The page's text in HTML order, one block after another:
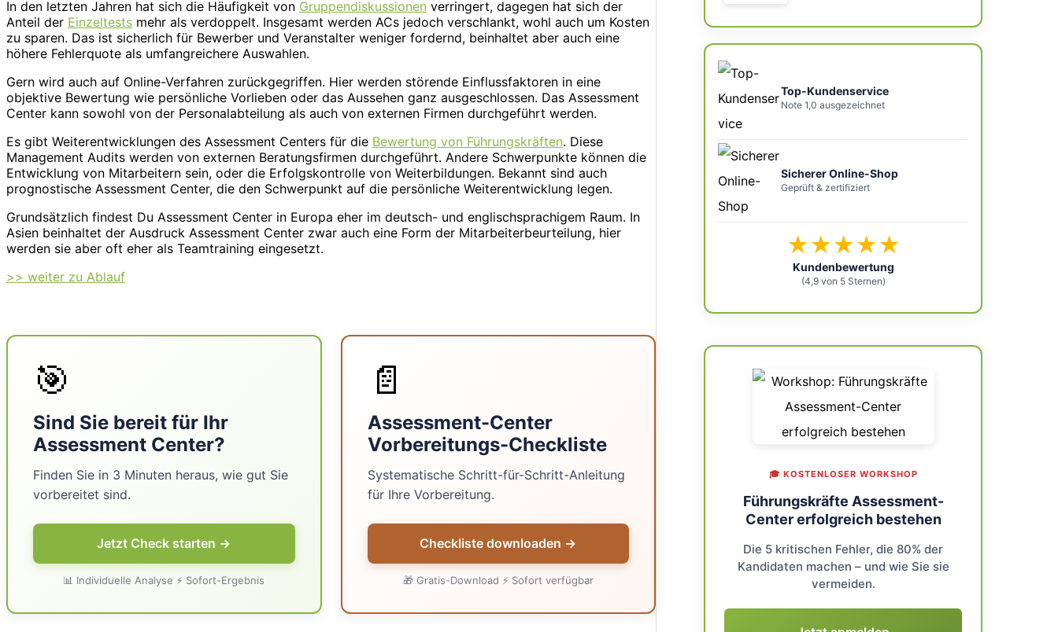
In den letzten Jahren hat sich die Häufigkeit von Gruppendiskussionen verringert, dagegen hat sich der
Anteil der Einzeltests mehr als verdoppelt. Insgesamt werden ACs jedoch verschlankt, wohl auch um Kosten
zu sparen. Das ist sicherlich für Bewerber und Veranstalter weniger fordernd, beinhaltet aber auch eine
höhere Fehlerquote als umfangreichere Auswahlen.
Gern wird auch auf Online-Verfahren zurückgegriffen. Hier werden störende Einflussfaktoren in eine
objektive Bewertung wie persönliche Vorlieben oder das Aussehen ganz ausgeschlossen. Das Assessment
Center kann sowohl von der Personalabteilung als auch von externen Firmen durchgeführt werden.
Es gibt Weiterentwicklungen des Assessment Centers für die Bewertung von Führungskräften. Diese
Management Audits werden von externen Beratungsfirmen durchgeführt. Andere Schwerpunkte können die
Entwicklung von Mitarbeitern sein, oder die Erfolgskontrolle von Weiterbildungen. Bekannt sind auch
prognostische Assessment Center, die den Schwerpunkt auf die persönliche Weiterentwicklung legen.
Grundsätzlich findest Du Assessment Center in Europa eher im deutsch- und englischsprachigem Raum. In
Asien beinhaltet der Ausdruck Assessment Center zwar auch eine Form der Mitarbeiterbeurteilung, hier
werden sie aber oft eher als Teamtraining eingesetzt.
>> weiter zu Ablauf
🎯
Sind Sie bereit für Ihr
Assessment Center?
Finden Sie in 3 Minuten heraus, wie gut Sie
vorbereitet sind.
Jetzt Check starten →
📊 Individuelle Analyse ⚡ Sofort-Ergebnis
📄
Assessment-Center
Vorbereitungs-Checkliste
Systematische Schritt-für-Schritt-Anleitung
für Ihre Vorbereitung.
Checkliste downloaden →
🎁 Gratis-Download ⚡ Sofort verfügbar
Top-Kundenservice
Note 1,0 ausgezeichnet
Sicherer Online-Shop
Geprüft & zertifiziert
★★★★★
Kundenbewertung
(4,9 von 5 Sternen)
🎓 KOSTENLOSER WORKSHOP
Führungskräfte Assessment-
Center erfolgreich bestehen
Die 5 kritischen Fehler, die 80% der
Kandidaten machen – und wie Sie sie
vermeiden.